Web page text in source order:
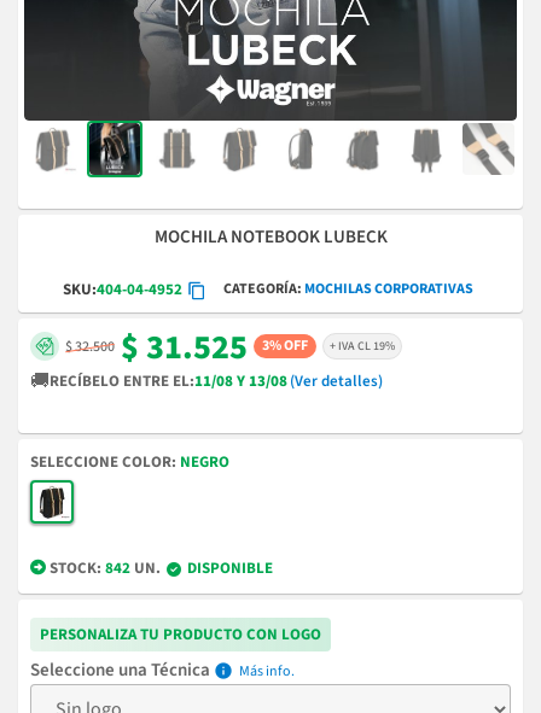
MOCHILA NOTEBOOK LUBECK
SKU:404-04-4952 CATEGORÍA MOCHILAS CORPORATIVAS
$ 32.500 $ 31.525 3% OFF + IVA CL 19%
🚚RECÍBELO ENTRE EL:11/08 Y 13/08(Ver detalles)
COLOR NEGRO
STOCK: 842 UN. DISPONIBLE
PERSONALIZA TU PRODUCTO CON LOGO
Técnica info